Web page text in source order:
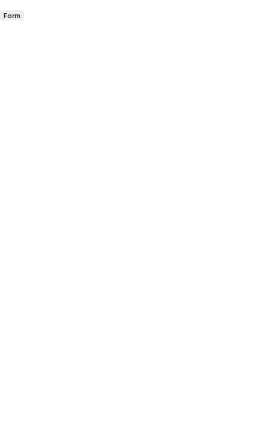
Form